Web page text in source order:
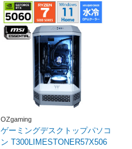
OZgaming
ゲーミングデスクトップパソコ
ン T300LIMESTONER57X506